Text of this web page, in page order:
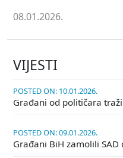
08.01.2026.
VIJESTI
POSTED ON: 10.01.2026.
Građani od političara
POSTED ON: 09.01.2026.
Građani BiH zamolili